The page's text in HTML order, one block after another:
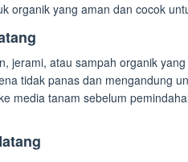
organik yang aman dan cocok
jerami, atau sampah organik
tidak panas dan mengandung
media tanam sebelum